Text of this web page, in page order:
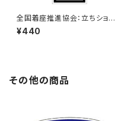
全国着座推進協会：立ちション
禁止ステッカー 11C
¥440
その他の商品